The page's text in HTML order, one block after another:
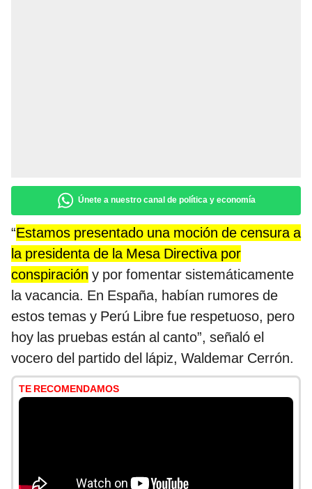
Únete a nuestro canal de política y economía
“Estamos presentado una moción de censura a
la presidenta de la Mesa Directiva por
conspiración y por fomentar sistemáticamente
la vacancia. En España, habían rumores de
estos temas y Perú Libre fue respetuoso, pero
hoy las pruebas están al canto”, señaló el
vocero del partido del lápiz, Waldemar Cerrón.
TE RECOMENDAMOS